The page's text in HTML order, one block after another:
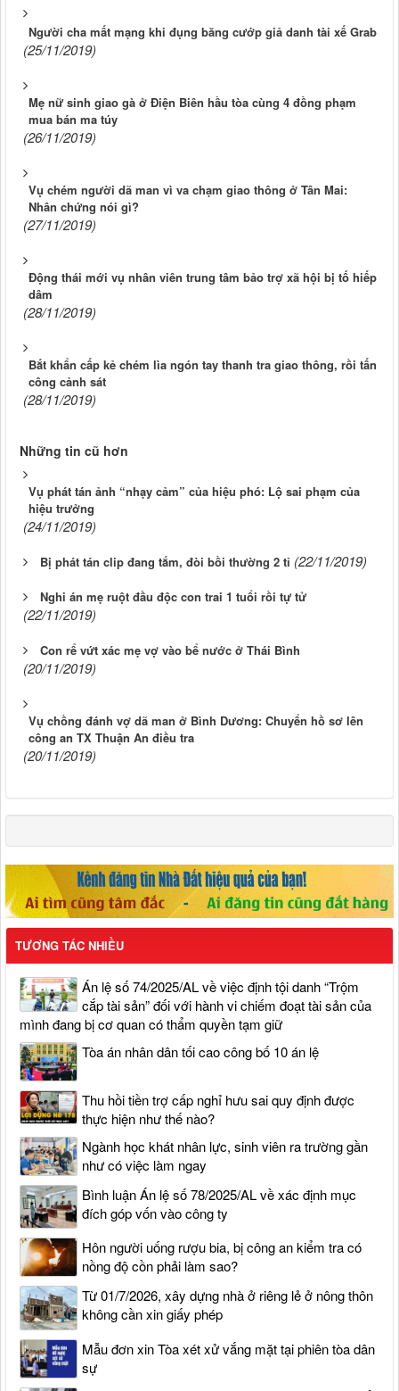
Người cha mất mạng khi đụng băng cướp giả danh tài xế Grab
(25/11/2019)
Mẹ nữ sinh giao gà ở Điện Biên hầu tòa cùng 4 đồng phạm
mua bán ma túy
(26/11/2019)
Vụ chém người dã man vì va chạm giao thông ở Tân Mai:
Nhân chứng nói gì?
(27/11/2019)
Động thái mới vụ nhân viên trung tâm bảo trợ xã hội bị tố hiếp
dâm
(28/11/2019)
Bắt khẩn cấp kẻ chém lìa ngón tay thanh tra giao thông, rồi tấn
công cảnh sát
(28/11/2019)
Những tin cũ hơn
Vụ phát tán ảnh “nhạy cảm” của hiệu phó: Lộ sai phạm của
hiệu trưởng
(24/11/2019)
Bị phát tán clip đang tắm, đòi bồi thường 2 tỉ (22/11/2019)
Nghi án mẹ ruột đầu độc con trai 1 tuổi rồi tự tử
(22/11/2019)
Con rể vứt xác mẹ vợ vào bể nước ở Thái Bình
(20/11/2019)
Vụ chồng đánh vợ dã man ở Bình Dương: Chuyển hồ sơ lên
công an TX Thuận An điều tra
(20/11/2019)
TƯƠNG TÁC NHIỀU
Án lệ số 74/2025/AL về việc định tội danh “Trộm
cắp tài sản” đối với hành vi chiếm đoạt tài sản của
mình đang bị cơ quan có thẩm quyền tạm giữ
Tòa án nhân dân tối cao công bố 10 án lệ
Thu hồi tiền trợ cấp nghỉ hưu sai quy định được
thực hiện như thế nào?
Ngành học khát nhân lực, sinh viên ra trường gần
như có việc làm ngay
Bình luận Án lệ số 78/2025/AL về xác định mục
đích góp vốn vào công ty
Hôn người uống rượu bia, bị công an kiểm tra có
nồng độ cồn phải làm sao?
Từ 01/7/2026, xây dựng nhà ở riêng lẻ ở nông thôn
không cần xin giấy phép
Mẫu đơn xin Tòa xét xử vắng mặt tại phiên tòa dân
sự